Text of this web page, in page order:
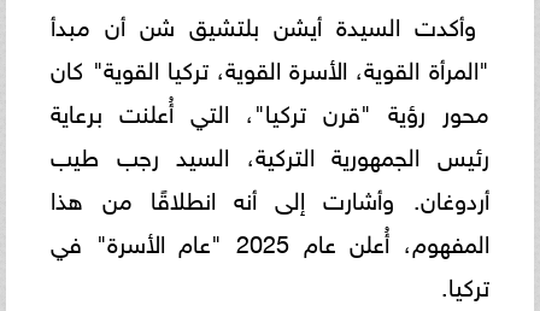
وأكدت السيدة أيشن بلتشيق شن أن مبدأ
"المرأة القوية، الأسرة القوية، تركيا القوية" كان
محور رؤية "قرن تركيا"، التي أُعلنت برعاية
رئيس الجمهورية التركية، السيد رجب طيب
أردوغان. وأشارت إلى أنه انطلاقًا من هذا
المفهوم، أُعلن عام 2025 "عام الأسرة" في
تركيا.